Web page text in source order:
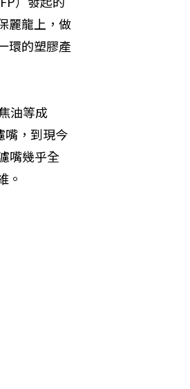
麗龍上，做
環的塑膠產
油等成
嘴，到現今
嘴幾乎全
。